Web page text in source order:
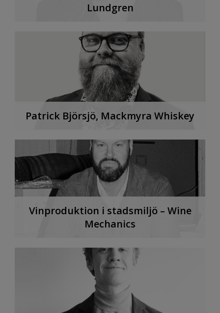
Lundgren
Patrick Björsjö, Mackmyra Whiskey
Vinproduktion i stadsmiljö – Wine
Mechanics